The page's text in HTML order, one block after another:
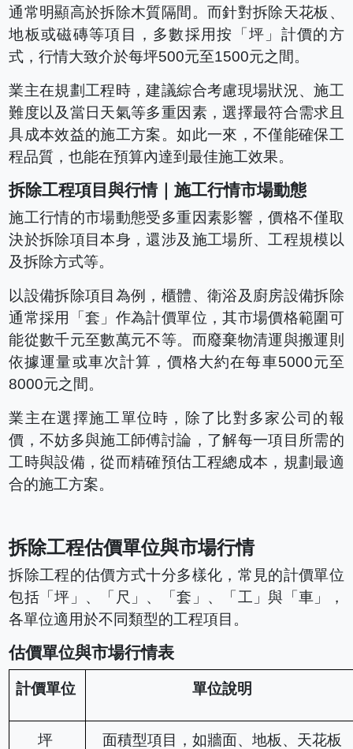
通常明顯高於拆除木質隔間。而針對拆除天花板、
地板或磁磚等項目，多數採用按「坪」計價的方
式，行情大致介於每坪500元至1500元之間。
業主在規劃工程時，建議綜合考慮現場狀況、施工
難度以及當日天氣等多重因素，選擇最符合需求且
具成本效益的施工方案。如此一來，不僅能確保工
程品質，也能在預算內達到最佳施工效果。
拆除工程項目與行情｜施工行情市場動態
施工行情的市場動態受多重因素影響，價格不僅取
決於拆除項目本身，還涉及施工場所、工程規模以
及拆除方式等。
以設備拆除項目為例，櫃體、衛浴及廚房設備拆除
通常採用「套」作為計價單位，其市場價格範圍可
能從數千元至數萬元不等。而廢棄物清運與搬運則
依據運量或車次計算，價格大約在每車5000元至
8000元之間。
業主在選擇施工單位時，除了比對多家公司的報
價，不妨多與施工師傅討論，了解每一項目所需的
工時與設備，從而精確預估工程總成本，規劃最適
合的施工方案。
拆除工程估價單位與市場行情
拆除工程的估價方式十分多樣化，常見的計價單位
包括「坪」、「尺」、「套」、「工」與「車」，
各單位適用於不同類型的工程項目。
估價單位與市場行情表
計價單位 單位說明
坪 面積型項目，如牆面、地板、天花板